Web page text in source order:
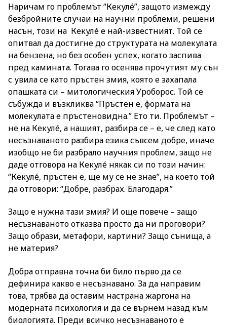
Наричам го проблемът “Кекулé”, защото измежду
безбройните случаи на научни проблеми, решени
насън, този на Кекулé е най-известният. Той се
опитвал да достигне до структурата на молекулата
на бензена, но без особен успех, когато заспива
пред камината. Тогава го осенява прочутият му сън
с увила се като пръстен змия, която е захапала
опашката си – митологическия Уроборос. Той се
събужда и възкликва “Пръстен е, формата на
молекулата е пръстеновидна.” Ето ти. Проблемът –
не на Кекулé, а нашият, разбира се – е, че след като
несъзнаваното разбира езика съвсем добре, иначе
изобщо не би разбрало научния проблем, защо не
даде отговора на Кекулé някак си по този начин:
“Кекулé, пръстен е, ще му се не знае”, на което той
да отговори: “Добре, разбрах. Благодаря.”
Защо е нужна тази змия? И още повече – защо
несъзнаванoто отказва просто да ни проговори?
Защо образи, метафори, картини? Защо сънища, а
не материя?
Добра отправна точна би било първо да се
дефинира какво е несъзнавано. За да направим
това, трябва да оставим настрана жаргона на
модерната психология и да се върнем назад към
биологията. Преди всичко несъзнаванoто е